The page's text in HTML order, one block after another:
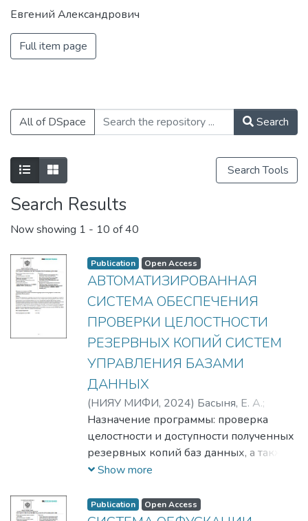
противодействия отмыванию денег,
полученных преступным путем, и
финансированию терроризма.
Евгений Александрович
Full item page
All of DSpace Search
Search Tools
Search Results
Now showing 1 - 10 of 40
Publication Open Access
АВТОМАТИЗИРОВАННАЯ
СИСТЕМА ОБЕСПЕЧЕНИЯ
ПРОВЕРКИ ЦЕЛОСТНОСТИ
РЕЗЕРВНЫХ КОПИЙ СИСТЕМ
УПРАВЛЕНИЯ БАЗАМИ
ДАННЫХ
(НИЯУ МИФИ, 2024) Басыня, Е. А.;
Малышев, Е .А.;Когос, К. Г.;Епишкина, А.
В.;Запечников, С. В.;Епишкина, Анна
Васильевна ;Запечников, Сергей
Владимирович
Александрович
Назначение программы: проверка
целостности и доступности полученных
резервных копий баз данных, а также
оповещение ответственных лиц о
Область применения: корпоративная
Show more
Publication Open Access